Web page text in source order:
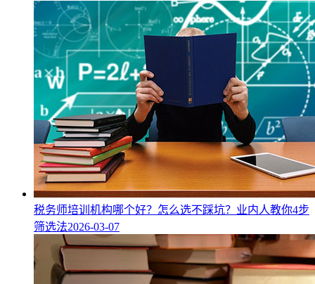
税务师培训机构哪个好？怎么选不踩坑？业内人教你4步
筛选法2026-03-07